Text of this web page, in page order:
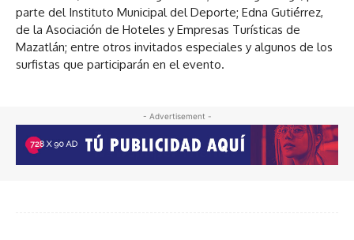
parte del Instituto Municipal del Deporte; Edna Gutiérrez,
de la Asociación de Hoteles y Empresas Turísticas de
Mazatlán; entre otros invitados especiales y algunos de los
surfistas que participarán en el evento.
- Advertisement -